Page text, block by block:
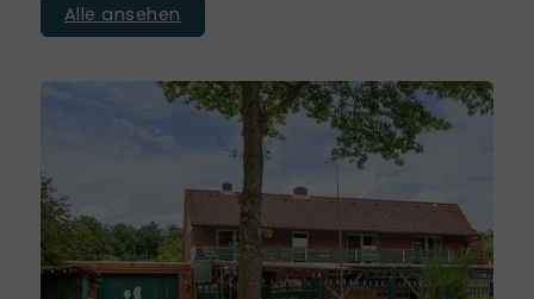
Alle ansehen